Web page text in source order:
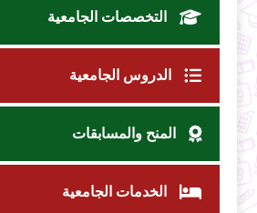
التخصصات الجامعية
الدروس الجامعية
المنح والمسابقات
الخدمات الجامعية